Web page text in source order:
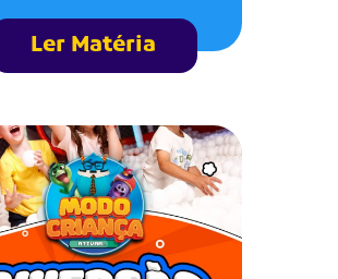
Ler Matéria